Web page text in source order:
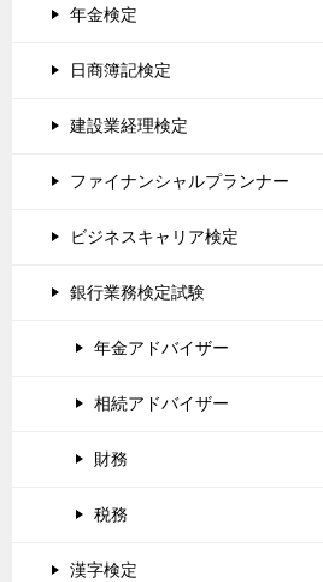
年金検定
日商簿記検定
建設業経理検定
ファイナンシャルプランナー
ビジネスキャリア検定
銀行業務検定試験
年金アドバイザー
相続アドバイザー
財務
税務
漢字検定